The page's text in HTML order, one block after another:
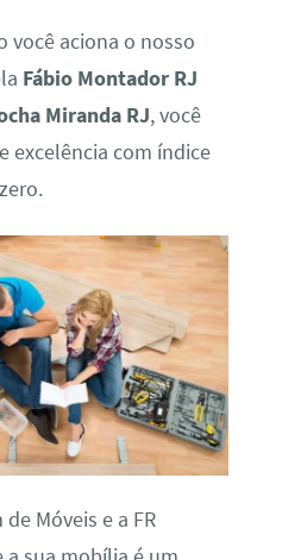
você aciona o nosso
Fábio Montador RJ
Miranda RJ, você
excelência com índice
Móveis e a FR